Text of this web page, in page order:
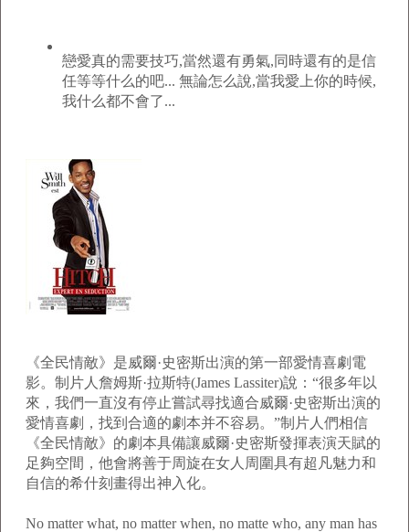
戀愛真的需要技巧,當然還有勇氣,同時還有的是信
任等等什么的吧... 無論怎么說,當我愛上你的時候,
我什么都不會了...
《全民情敵》是威爾·史密斯出演的第一部愛情喜劇電
影。制片人詹姆斯·拉斯特(James Lassiter)說：“很多年以
來，我們一直沒有停止嘗試尋找適合威爾·史密斯出演的
愛情喜劇，找到合適的劇本并不容易。”制片人們相信
《全民情敵》的劇本具備讓威爾·史密斯發揮表演天賦的
足夠空間，他會將善于周旋在女人周圍具有超凡魅力和
自信的希什刻畫得出神入化。
No matter what, no matter when, no matte who, any man has